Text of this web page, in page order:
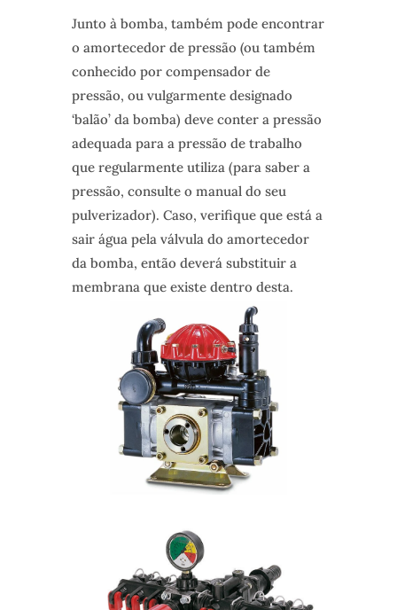
Junto à bomba, também pode encontrar
o amortecedor de pressão (ou também
conhecido por compensador de
pressão, ou vulgarmente designado
‘balão’ da bomba) deve conter a pressão
adequada para a pressão de trabalho
que regularmente utiliza (para saber a
pressão, consulte o manual do seu
pulverizador). Caso, verifique que está a
sair água pela válvula do amortecedor
da bomba, então deverá substituir a
membrana que existe dentro desta.